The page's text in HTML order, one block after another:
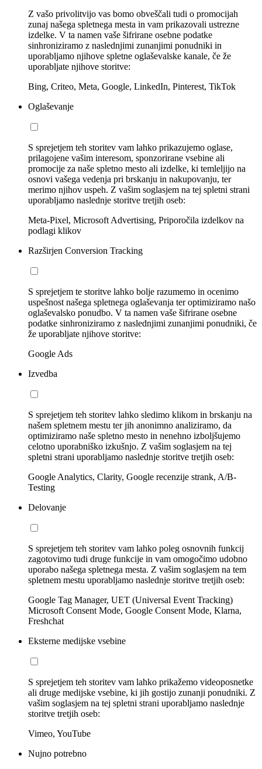
Z vašo privolitvijo vas bomo obveščali tudi o promocijah
zunaj našega spletnega mesta in vam prikazovali ustrezne
izdelke. V ta namen vaše šifrirane osebne podatke
sinhroniziramo z naslednjimi zunanjimi ponudniki in
uporabljamo njihove spletne oglaševalske kanale, če že
uporabljate njihove storitve:
Bing, Criteo, Meta, Google, LinkedIn, Pinterest, TikTok
Oglaševanje
S sprejetjem teh storitev vam lahko prikazujemo oglase,
prilagojene vašim interesom, sponzorirane vsebine ali
promocije za naše spletno mesto ali izdelke, ki temleljijo na
osnovi vašega vedenja pri brskanju in nakupovanju, ter
merimo njihov uspeh. Z vašim soglasjem na tej spletni strani
uporabljamo naslednje storitve tretjih oseb:
Meta-Pixel, Microsoft Advertising, Priporočila izdelkov na
podlagi klikov
Razširjen Conversion Tracking
S sprejetjem te storitve lahko bolje razumemo in ocenimo
uspešnost našega spletnega oglaševanja ter optimiziramo našo
oglaševalsko ponudbo. V ta namen vaše šifrirane osebne
podatke sinhroniziramo z naslednjimi zunanjimi ponudniki, če
že uporabljate njihove storitve:
Google Ads
Izvedba
S sprejetjem teh storitev lahko sledimo klikom in brskanju na
našem spletnem mestu ter jih anonimno analiziramo, da
optimiziramo naše spletno mesto in nenehno izboljšujemo
celotno uporabniško izkušnjo. Z vašim soglasjem na tej
spletni strani uporabljamo naslednje storitve tretjih oseb:
Google Analytics, Clarity, Google recenzije strank, A/B-
Testing
Delovanje
S sprejetjem teh storitev vam lahko poleg osnovnih funkcij
zagotovimo tudi druge funkcije in vam omogočimo udobno
uporabo našega spletnega mesta. Z vašim soglasjem na tem
spletnem mestu uporabljamo naslednje storitve tretjih oseb:
Google Tag Manager, UET (Universal Event Tracking)
Microsoft Consent Mode, Google Consent Mode, Klarna,
Freshchat
Eksterne medijske vsebine
S sprejetjem teh storitev vam lahko prikažemo videoposnetke
ali druge medijske vsebine, ki jih gostijo zunanji ponudniki. Z
vašim soglasjem na tej spletni strani uporabljamo naslednje
storitve tretjih oseb:
Vimeo, YouTube
Nujno potrebno